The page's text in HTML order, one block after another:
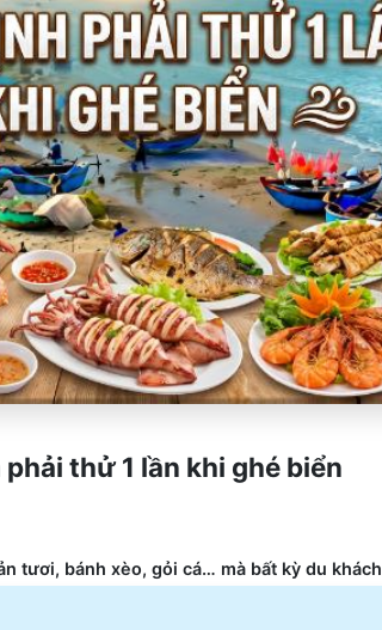
thử 1 lần khi ghé biển
tươi, bánh xèo, gỏi cá… mà bất kỳ du